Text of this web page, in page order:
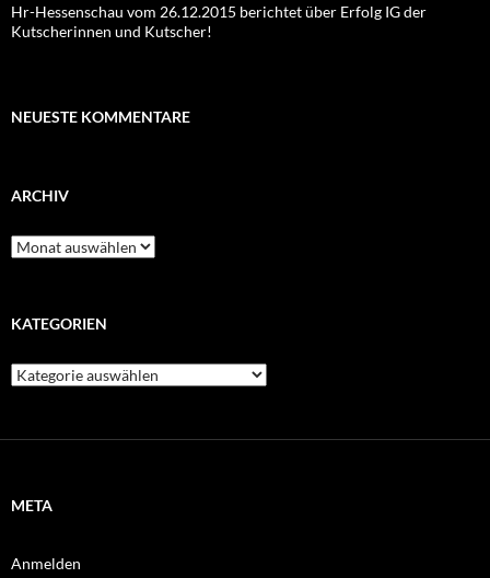
Hr-Hessenschau vom 26.12.2015 berichtet über Erfolg IG der
Kutscherinnen und Kutscher!
NEUESTE KOMMENTARE
ARCHIV
Archiv
KATEGORIEN
Kategorien
META
Anmelden